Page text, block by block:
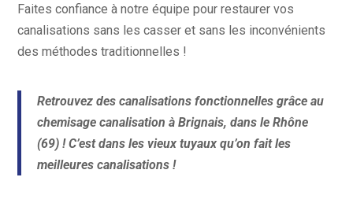
Faites confiance à notre équipe pour restaurer vos
canalisations sans les casser et sans les inconvénients
des méthodes traditionnelles !
Retrouvez des canalisations fonctionnelles grâce au
chemisage canalisation à Brignais, dans le Rhône
(69) ! C’est dans les vieux tuyaux qu’on fait les
meilleures canalisations !